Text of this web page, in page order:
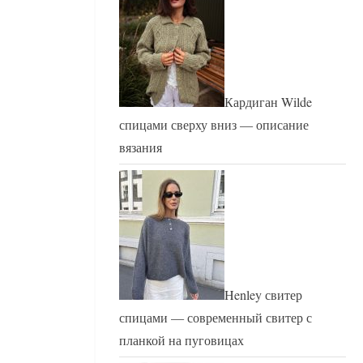
Кардиган Wilde
спицами сверху вниз — описание
вязания
Henley свитер
спицами — современный свитер с
планкой на пуговицах